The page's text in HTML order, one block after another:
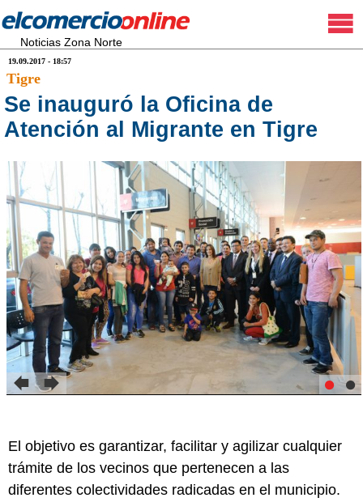
Noticias Zona Norte
19.09.2017 - 18:57
Tigre
Se inauguró la Oficina de
Atención al Migrante en Tigre
El objetivo es garantizar, facilitar y agilizar cualquier
trámite de los vecinos que pertenecen a las
diferentes colectividades radicadas en el municipio.